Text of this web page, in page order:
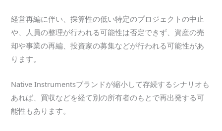
経営再編に伴い、採算性の低い特定のプロジェクトの中止
や、人員の整理が行われる可能性は否定できず、資産の売
却や事業の再編、投資家の募集などが行われる可能性があ
ります。
Native Instrumentsブランドが縮小して存続するシナリオも
あれば、買収などを経て別の所有者のもとで再出発する可
能性もあります。